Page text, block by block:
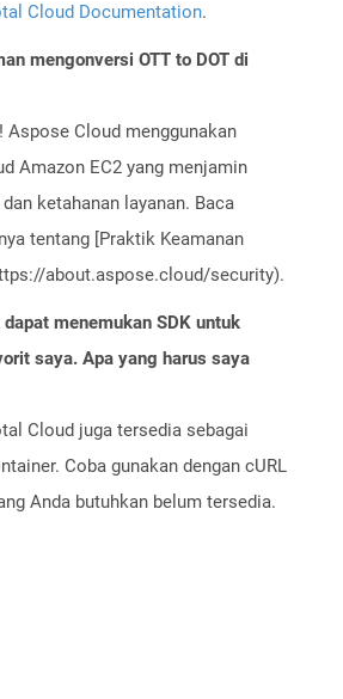
Cloud Documentation.
mengonversi OTT to DOT di
Aspose Cloud menggunakan
Amazon EC2 yang menjamin
ketahanan layanan. Baca
tentang [Praktik Keamanan
about.aspose.cloud/security).
menemukan SDK untuk
saya. Apa yang harus saya
Cloud juga tersedia sebagai
Coba gunakan dengan cURL
Anda butuhkan belum tersedia.